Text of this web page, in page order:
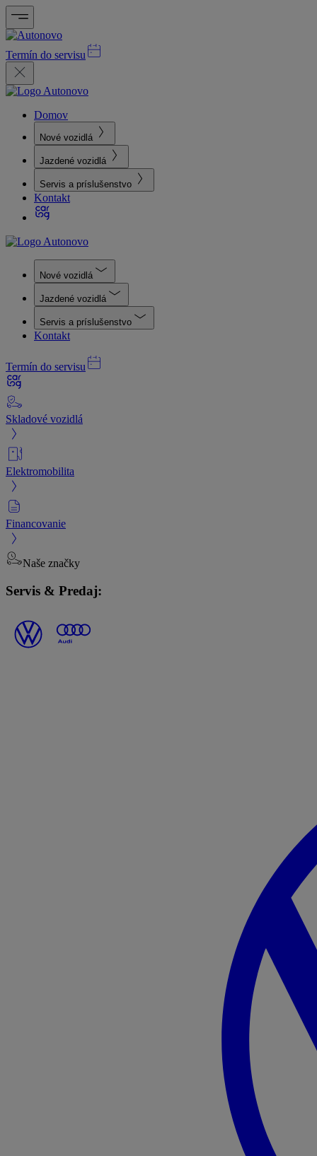
Termín do servisu
Domov
Nové vozidlá
Jazdené vozidlá
Servis a príslušenstvo
Kontakt
Nové vozidlá
Jazdené vozidlá
Servis a príslušenstvo
Kontakt
Termín do servisu
Skladové vozidlá
Elektromobilita
Financovanie
Naše značky
Servis & Predaj: